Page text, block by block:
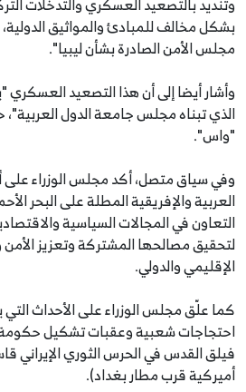
بشكل مخالف للمبادئ والمواثيق
مجلس الأمن الصادرة بشأن ليبيا".
وأشار أيضا إلى أن هذا التصعيد
الذي تبناه مجلس جامعة الدول
"واس".
وفي سياق متصل، أكد مجلس الوزراء
العربية والإفريقية المطلة على البحر
التعاون في المجالات السياسية
لتحقيق مصالحها المشتركة وتعزيز الأمن
الإقليمي والدولي.
كما علّق مجلس الوزراء على الأحداث
احتجاجات شعبية وعقبات تشكيل
فيلق القدس في الحرس الثوري الإيراني
أميركية قرب مطار بغداد).